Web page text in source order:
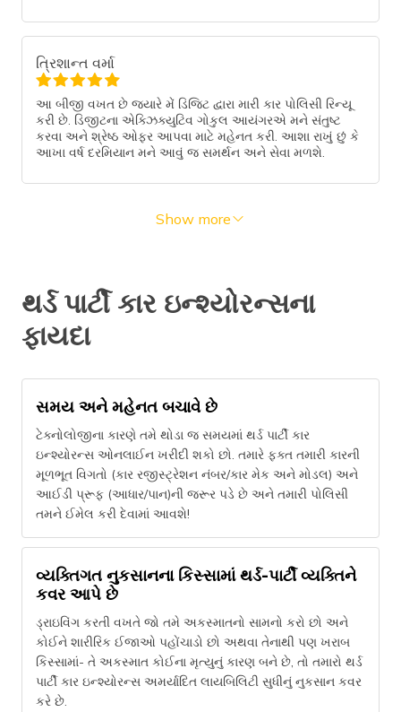
ત્રિશાન્ત વર્મા
આ બીજી વખત છે જ્યારે મેં ડિજિટ દ્વારા મારી કાર પોલિસી રિન્યૂ
કરી છે. ડિજીટના એક્ઝિક્યુટિવ ગોકુલ આયંગરએ મને સંતુષ્ટ
કરવા અને શ્રેષ્ઠ ઓફર આપવા માટે મહેનત કરી. આશા રાખું છું કે
આખા વર્ષ દરમિયાન મને આવું જ સમર્થન અને સેવા મળશે.
Show more
થર્ડ પાર્ટી કાર ઇન્શ્યોરન્સના
ફાયદા
સમય અને મહેનત બચાવે છે
ટેક્નોલોજીના કારણે તમે થોડા જ સમયમાં થર્ડ પાર્ટી કાર
ઇન્શ્યોરન્સ ઓનલાઈન ખરીદી શકો છો. તમારે ફક્ત તમારી કારની
મૂળભૂત વિગતો (કાર રજીસ્ટ્રેશન નંબર/કાર મેક અને મોડલ) અને
આઈડી પ્રૂફ (આધાર/પાન)ની જરૂર પડે છે અને તમારી પોલિસી
તમને ઈમેલ કરી દેવામાં આવશે!
વ્યક્તિગત નુકસાનના કિસ્સામાં થર્ડ-પાર્ટી વ્યક્તિને
કવર આપે છે
ડ્રાઇવિંગ કરતી વખતે જો તમે અકસ્માતનો સામનો કરો છો અને
કોઈને શારીરિક ઈજાઓ પહોંચાડો છો અથવા તેનાથી પણ ખરાબ
કિસ્સામાં- તે અકસ્માત કોઈના મૃત્યુનું કારણ બને છે, તો તમારો થર્ડ
પાર્ટી કાર ઇન્શ્યોરન્સ અમર્યાદિત લાયબિલિટી સુધીનું નુકસાન કવર
કરે છે.